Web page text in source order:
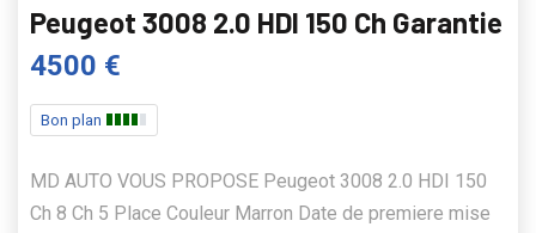
Peugeot 3008 2.0 HDI 150 Ch Garantie
4500 €
Bon plan
MD AUTO VOUS PROPOSE Peugeot 3008 2.0 HDI 150
Ch 8 Ch 5 Place Couleur Marron Date de premiere mise